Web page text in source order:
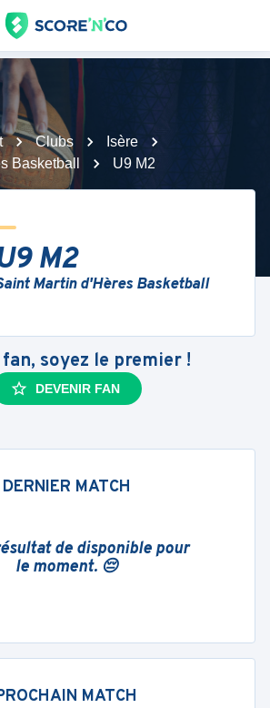
Clubs
Isère
Basketball
U9 M2
M2
Martin d'Hères Basketball
soyez le premier !
DEVENIR FAN
DERNIER MATCH
de disponible pour
le moment. 😔
MATCH